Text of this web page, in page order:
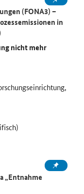
(FONA3) –
in
nicht mehr
„Entnahme